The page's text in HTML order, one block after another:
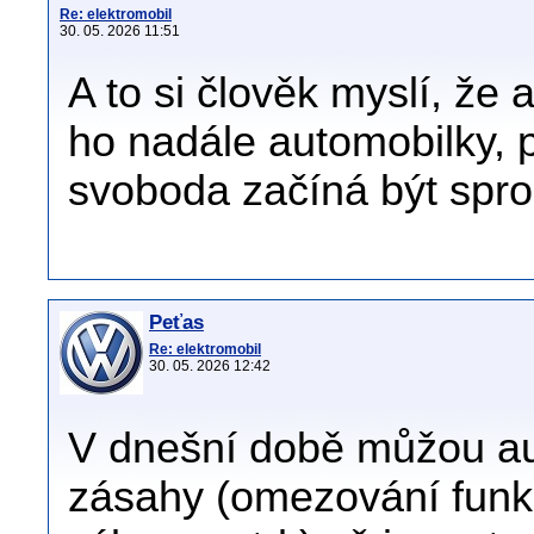
Re: elektromobil
30. 05. 2026 11:51
A to si člověk myslí, že
ho nadále automobilky,
svoboda začíná být
Peťas
Re: elektromobil
30. 05. 2026 12:42
V dnešní době můžou
zásahy (omezování